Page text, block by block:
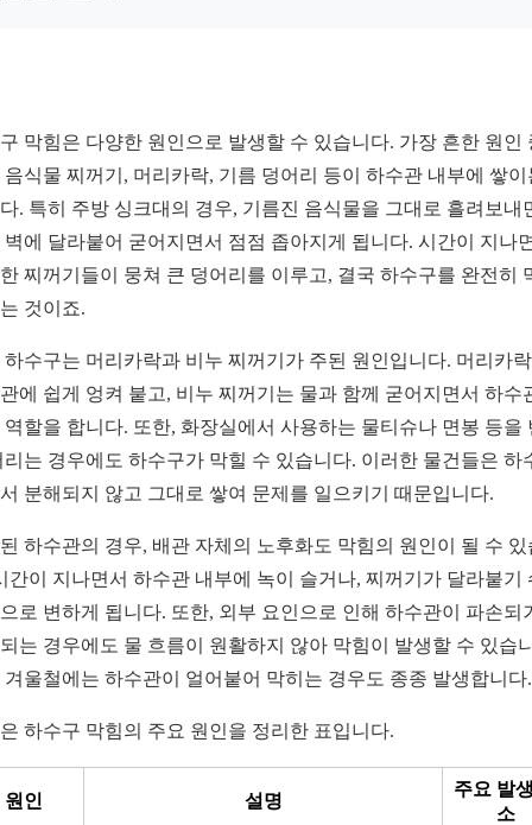
막힘은 다양한 원인으로 발생할 수 있습니다. 가장 흔한 원인
음식물 찌꺼기, 머리카락, 기름 덩어리 등이 하수관 내부에 쌓이
. 특히 주방 싱크대의 경우, 기름진 음식물을 그대로 흘려보내
벽에 달라붙어 굳어지면서 점점 좁아지게 됩니다. 시간이 지나
찌꺼기들이 뭉쳐 큰 덩어리를 이루고, 결국 하수구를 완전히
것이죠.
하수구는 머리카락과 비누 찌꺼기가 주된 원인입니다. 머리카
에 쉽게 엉켜 붙고, 비누 찌꺼기는 물과 함께 굳어지면서 하수
역할을 합니다. 또한, 화장실에서 사용하는 물티슈나 면봉 등을
리는 경우에도 하수구가 막힐 수 있습니다. 이러한 물건들은 하
분해되지 않고 그대로 쌓여 문제를 일으키기 때문입니다.
하수관의 경우, 배관 자체의 노후화도 막힘의 원인이 될 수 있
간이 지나면서 하수관 내부에 녹이 슬거나, 찌꺼기가 달라붙기
로 변하게 됩니다. 또한, 외부 요인으로 인해 하수관이 파손되
는 경우에도 물 흐름이 원활하지 않아 막힘이 발생할 수 있습
겨울철에는 하수관이 얼어붙어 막히는 경우도 종종 발생합니다.
하수구 막힘의 주요 원인을 정리한 표입니다.
원인 설명
주요 발
소